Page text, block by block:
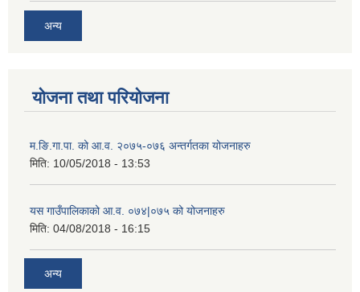
अन्य
योजना तथा परियोजना
म.ङि.गा.पा. को आ.व. २०७५-०७६ अन्तर्गतका योजनाहरु
मिति: 10/05/2018 - 13:53
यस गाउँपालिकाको आ.व. ०७४|०७५ को योजनाहरु
मिति: 04/08/2018 - 16:15
अन्य